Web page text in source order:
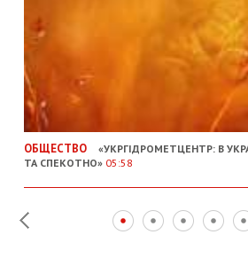
ОБЩЕСТВО
«УКРГІДРОМЕТЦЕНТР: В
ТА СПЕКОТНО» 05:58